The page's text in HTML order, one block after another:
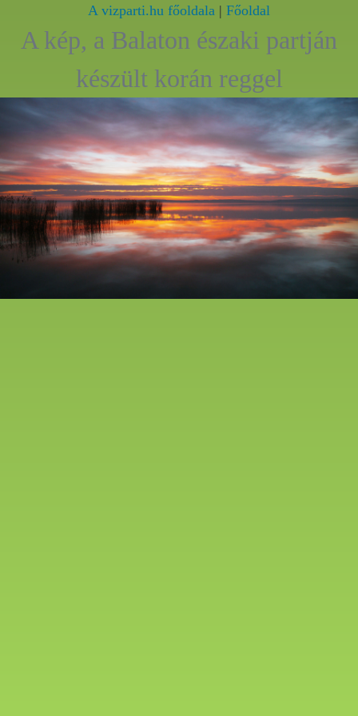
A vizparti.hu főoldala | Főoldal
A kép, a Balaton északi partján
készült korán reggel